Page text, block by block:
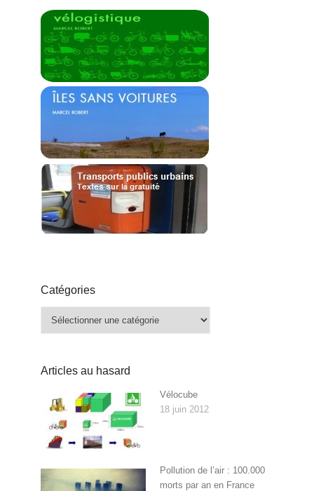
Catégories
Articles au hasard
Vélocube
18 juin 2012
Pollution de l’air : 100.000
morts par an en France